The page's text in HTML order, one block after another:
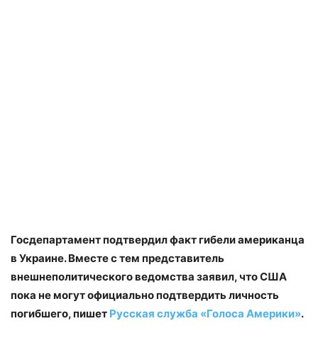
Госдепартамент подтвердил факт гибели американца
в Украине. Вместе с тем представитель
внешнеполитического ведомства заявил, что США
пока не могут официально подтвердить личность
погибшего, пишет Русская служба «Голоса Америки».